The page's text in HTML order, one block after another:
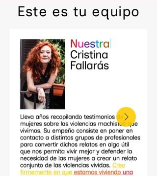
Este es tu equipo